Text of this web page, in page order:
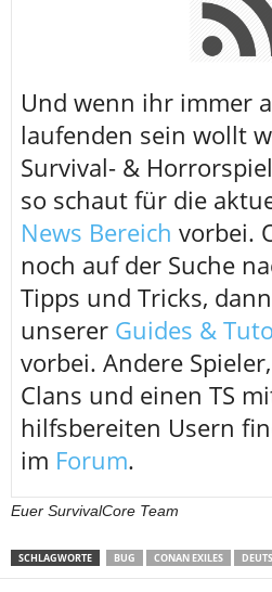
Und wenn ihr immer
laufenden sein wollt
Survival- &
so schaut für die
News Bereich vorbei.
noch auf der Suche
Tipps und Tricks,
unserer Guides &
vorbei. Andere
Clans und einen TS
hilfsbereiten Usern
im Forum.
Euer SurvivalCore Team
SCHLAGWORTE BUG CONAN EXILES